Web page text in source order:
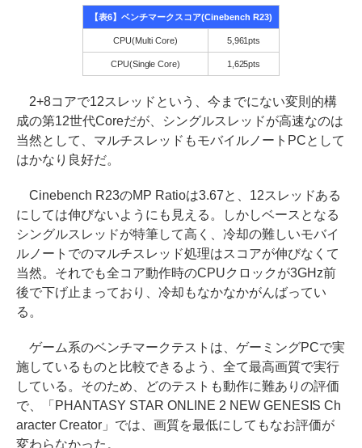
【表6】ベンチマークスコア(Cinebench R23)
CPU(Multi Core) 5,961pts
CPU(Single Core) 1,625pts
2+8コアで12スレッドという、今までにない変則的構
成の第12世代Coreだが、シングルスレッドが高速なのは
当然として、マルチスレッドもモバイルノートPCとして
はかなり良好だ。
Cinebench R23のMP Ratioは3.67と、12スレッドある
にしては伸びないようにも見える。しかしベースとなる
シングルスレッドが特筆して高く、冷却の難しいモバイ
ルノートでのマルチスレッド処理はスコアが伸びなくて
当然。それでも全コア動作時のCPUクロックが3GHz前
後で下げ止まっており、冷却もなかなかがんばってい
る。
ゲーム系のベンチマークテストは、ゲーミングPCで実
施しているものと比較できるよう、全て最高画質で実行
している。そのため、どのテストも動作に難ありの評価
で、「PHANTASY STAR ONLINE 2 NEW GENESIS Ch
aracter Creator」では、画質を最低にしてもなお評価が
変わらなかった。